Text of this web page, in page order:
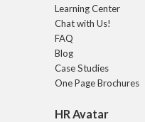
Learning Center
Chat with Us!
FAQ
Blog
Case Studies
One Page Brochures
HR Avatar